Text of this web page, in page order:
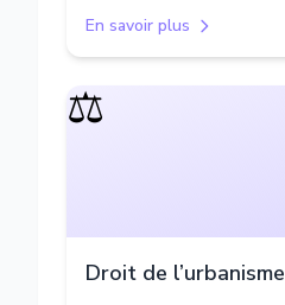
En savoir plus
⚖️
Droit de l’urbanisme